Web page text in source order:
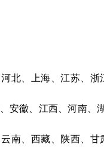
、上海、江苏、浙
安徽、江西、河南、
南、西藏、陕西、甘